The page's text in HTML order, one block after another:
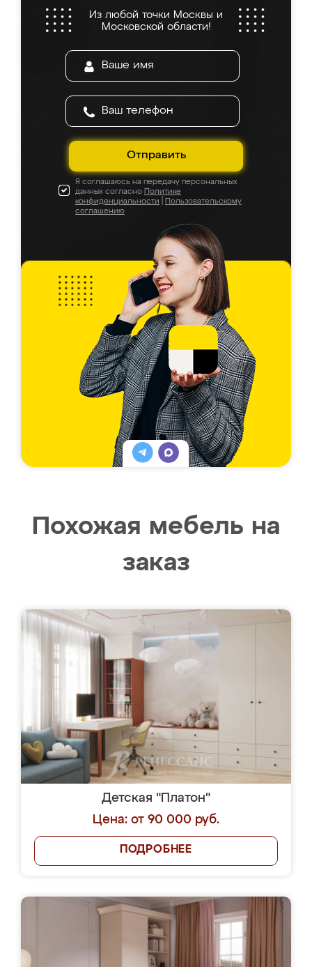
Из любой точки Москвы и
Московской области!
Отправить
Я соглашаюсь на передачу персональных
данных согласно Политике
конфиденциальности
Пользовательскому
соглашению
Похожая мебель на
заказ
Детская "Платон"
Цена: от 90 000 руб.
ПОДРОБНЕЕ